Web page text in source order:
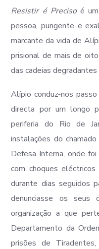
Resistir é Precisoé um
pessoa, pungente e
marcante da vida de
prisional de mais de
das cadeias
Alípio conduz-nos
directa por um longo
periferia do Rio de
instalações do
Defesa Interna, onde
com choques
durante dias seguidos
denunciasse os seus
organização a que
Departamento da
prisões de Tiradentes,